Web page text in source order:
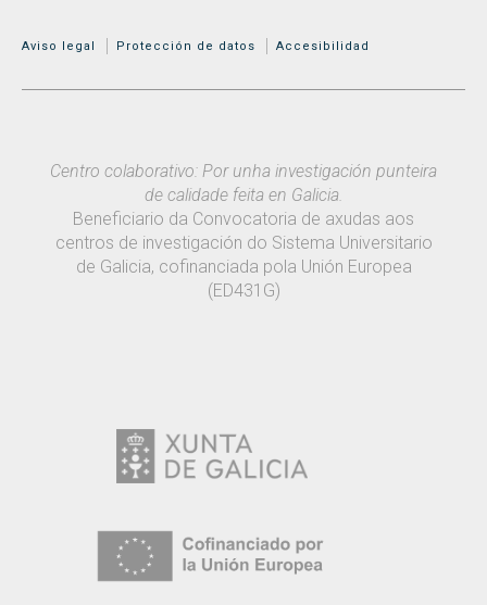
MENÚ ADICIONAL
Aviso legal Protección de datos Accesibilidad
Centro colaborativo: Por unha investigación punteira
de calidade feita en Galicia.
Beneficiario da Convocatoria de axudas aos
centros de investigación do Sistema Universitario
de Galicia, cofinanciada pola Unión Europea
(ED431G)